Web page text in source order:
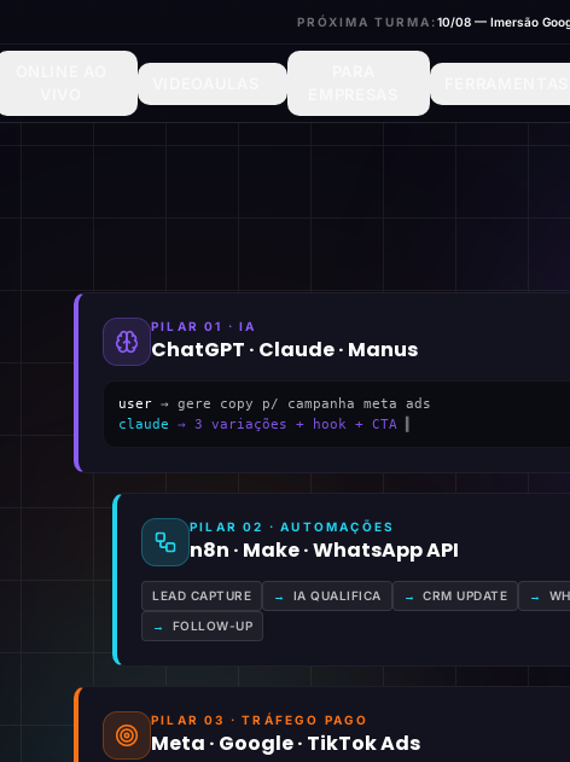
PRÓXIMA TURMA:10/08 — Imersão
PILAR 01 · IA
ChatGPT · Claude · Manus
user → gere copy p/ campanha meta ads
claude → 3 variações + hook + CTA
PILAR 02 · AUTOMAÇÕES
n8n · Make · WhatsApp API
LEAD CAPTURE → IA QUALIFICA → CRM UPDATE →
→ FOLLOW-UP
PILAR 03 · TRÁFEGO PAGO
Meta · Google · TikTok Ads